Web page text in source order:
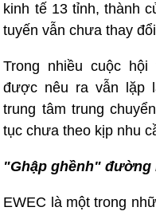
kinh tế 13 tỉnh, thành
tuyến vẫn chưa thay
Trong nhiều cuộc hội
được nêu ra vẫn lặp
trung tâm trung
tục chưa theo kịp nhu
"Ghập ghềnh" đường
EWEC là một trong